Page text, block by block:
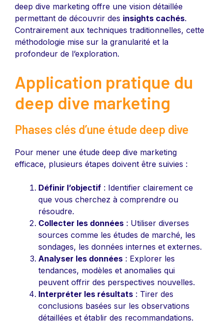
deep dive marketing offre une vision détaillée
permettant de découvrir des insights cachés.
Contrairement aux techniques traditionnelles, cette
méthodologie mise sur la granularité et la
profondeur de l’exploration.
Application pratique du
deep dive marketing
Phases clés d’une étude deep dive
Pour mener une étude deep dive marketing
efficace, plusieurs étapes doivent être suivies :
Définir l’objectif : Identifier clairement ce
que vous cherchez à comprendre ou
résoudre.
Collecter les données : Utiliser diverses
sources comme les études de marché, les
sondages, les données internes et externes.
Analyser les données : Explorer les
tendances, modèles et anomalies qui
peuvent offrir des perspectives nouvelles.
Interpréter les résultats : Tirer des
conclusions basées sur les observations
détaillées et établir des recommandations.